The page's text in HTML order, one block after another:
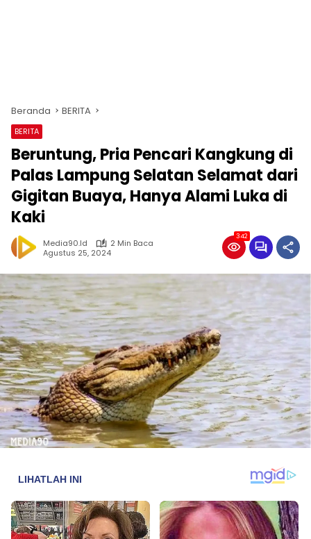
Beranda BERITA
BERITA
Beruntung, Pria Pencari Kangkung di
Palas Lampung Selatan Selamat dari
Gigitan Buaya, Hanya Alami Luka di
Kaki
Media90.id
2 Min Baca
Agustus 25, 2024
342